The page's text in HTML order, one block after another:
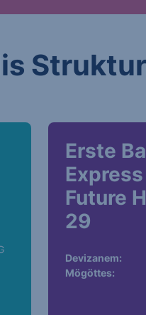
Erste
Future
29
Devizanem:
Mögöttes: